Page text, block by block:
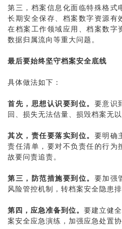
第三，档案信息化面临特殊格式
长期安全保存、档案数字资源有
在档案工作领域应用、档案数字
数据归属流向等重大问题。
最后要始终坚守档案安全底线
具体做法如下：
首先，思想认识要到位。 要意识
回、损失无法估量、损毁档案无以
其次，责任要落实到位。 要明确
责任清单，要对不负责任的行为
故要问责追责。
第三，防范措施要到位。 要加强
风险管控机制，转档案安全隐患排
第 四 ，应急准备到位。 要建立健
案安全应急演练，加强应急处置协